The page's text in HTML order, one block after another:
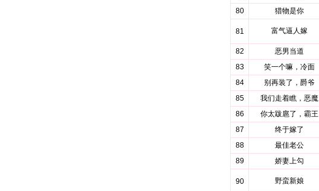
80
猎物是你
81 富气逼人嫁
82 恶男当道
83
笑一个嘛，冷面
84
别再装了，爵爷
85
我们走着瞧，恶魔
86
你太跋扈了，霸王
87
终于嫁了
88
最佳老公
89
娇妻上勾
90 野蛮新娘